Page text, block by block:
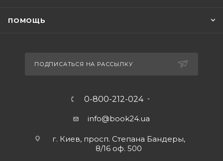
ПОМОЩЬ
ПОДПИСАТЬСЯ НА РАССЫЛКУ
0-800-212-024
info@book24.ua
г. Киев, просп. Степана Бандеры,
8/16 оф. 500